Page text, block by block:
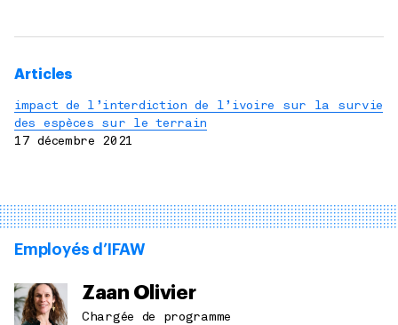
Articles
impact de l’interdiction de l’ivoire sur la survie
des espèces sur le terrain
17 décembre 2021
Employés d’IFAW
Zaan Olivier
Chargée de programme